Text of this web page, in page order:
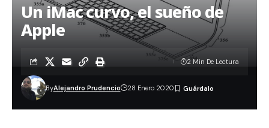
Un iMac curvo, el sueño de
Apple
ByAlejandro Prudencio 28 Enero 2020
2 Min De Lectura